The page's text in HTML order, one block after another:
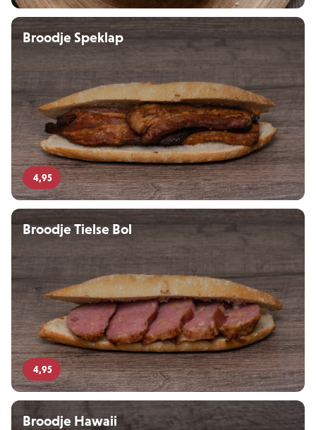
Broodje Speklap
4,95
Broodje Tielse Bol
4,95
Broodje Hawaii